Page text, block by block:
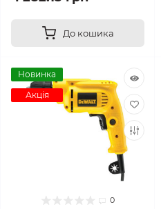
До кошика
Новинка
Акція
0